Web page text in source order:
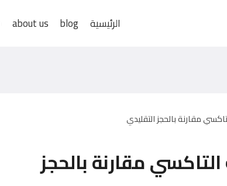
الرئيسية blog
about us
مقارنة بالحجز التقليدي
مقارنة بالحجز